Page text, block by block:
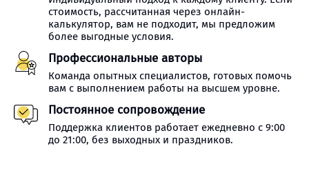
стоимость, рассчитанная через онлайн-
калькулятор, вам не подходит, мы предложим
более выгодные условия.
Профессиональные авторы
Команда опытных специалистов, готовых помочь
вам с выполнением работы на высшем уровне.
Постоянное сопровождение
Поддержка клиентов работает ежедневно с 9:00
до 21:00, без выходных и праздников.